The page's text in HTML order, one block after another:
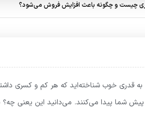
چیست و چگونه باعث افزایش فروش می‌شود؟
قدری خوب شناخته‌اید که هر کم و کسری
شما پیدا می‌کنند. می‌دانید این یعنی